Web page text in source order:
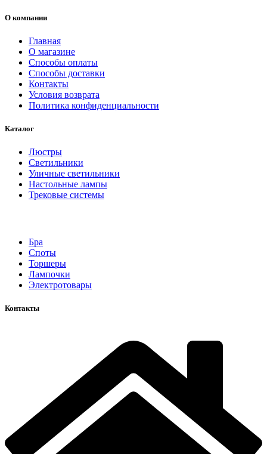
О компании
Главная
О магазине
Способы оплаты
Способы доставки
Контакты
Условия возврата
Политика конфиденциальности
Каталог
Люстры
Светильники
Уличные светильники
Настольные лампы
Трековые системы
Бра
Споты
Торшеры
Лампочки
Электротовары
Контакты